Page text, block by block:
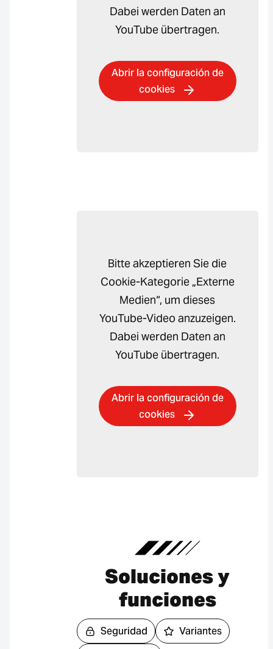
Dabei werden Daten an
YouTube übertragen.
Abrir la configuración de
cookies
Bitte akzeptieren Sie die
Cookie-Kategorie „Externe
Medien“, um dieses
YouTube-Video anzuzeigen.
Dabei werden Daten an
YouTube übertragen.
Abrir la configuración de
cookies
Soluciones y
funciones
Seguridad
Variantes